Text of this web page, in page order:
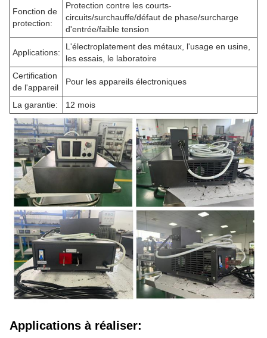
Fonction de
protection:
Protection contre les courts-
circuits/surchauffe/défaut de phase/surcharge
d'entrée/faible tension
Applications:
L'électroplatement des métaux, l'usage en usine,
les essais, le laboratoire
Certification
de l'appareil
Pour les appareils électroniques
La garantie: 12 mois
Applications à réaliser: